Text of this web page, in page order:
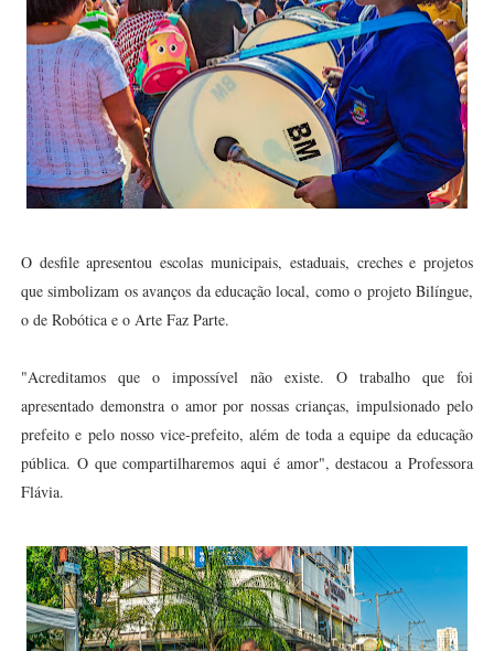
O desfile apresentou escolas municipais, estaduais, creches e projetos
que simbolizam os avanços da educação local, como o projeto Bilíngue,
o de Robótica e o Arte Faz Parte.
"Acreditamos que o impossível não existe. O trabalho que foi
apresentado demonstra o amor por nossas crianças, impulsionado pelo
prefeito e pelo nosso vice-prefeito, além de toda a equipe da educação
pública. O que compartilharemos aqui é amor", destacou a Professora
Flávia.